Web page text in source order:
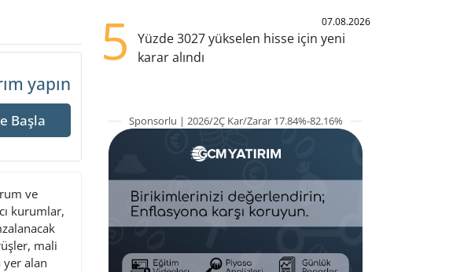
yapın
Başla
ve
kurumlar,
mali
alan
5 07.08.2026
Yüzde 3027 yükselen hisse için yeni
karar alındı
Sponsorlu | 2026/2Ç Kar/Zarar 17.84%-82.16%